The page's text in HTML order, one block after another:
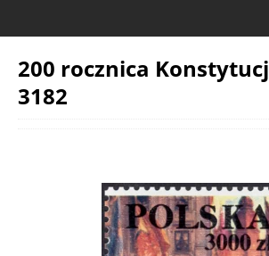
200 rocznica
3182